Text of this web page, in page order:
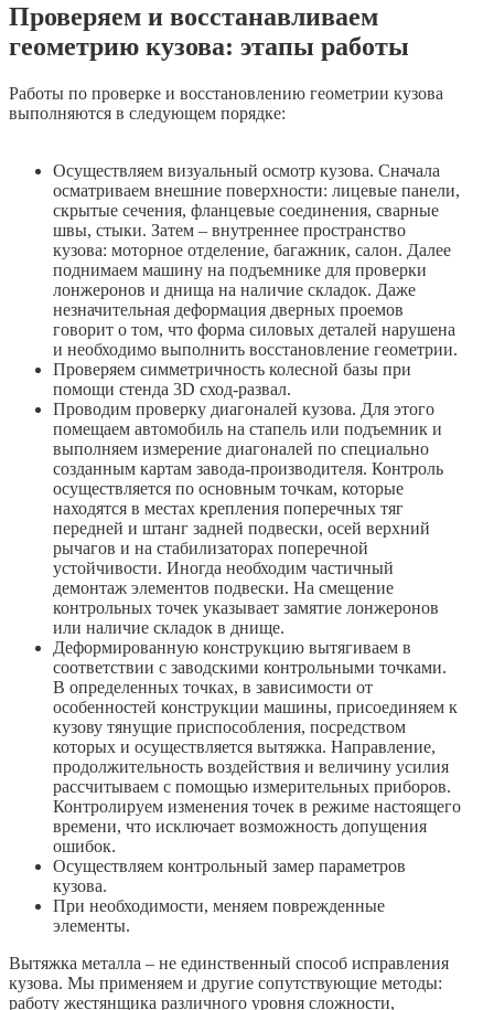
Проверяем и восстанавливаем
геометрию кузова: этапы работы
Работы по проверке и восстановлению геометрии кузова
выполняются в следующем порядке:
Осуществляем визуальный осмотр кузова. Сначала
осматриваем внешние поверхности: лицевые панели,
скрытые сечения, фланцевые соединения, сварные
швы, стыки. Затем – внутреннее пространство
кузова: моторное отделение, багажник, салон. Далее
поднимаем машину на подъемнике для проверки
лонжеронов и днища на наличие складок. Даже
незначительная деформация дверных проемов
говорит о том, что форма силовых деталей нарушена
и необходимо выполнить восстановление геометрии.
Проверяем симметричность колесной базы при
помощи стенда 3D сход-развал.
Проводим проверку диагоналей кузова. Для этого
помещаем автомобиль на стапель или подъемник и
выполняем измерение диагоналей по специально
созданным картам завода-производителя. Контроль
осуществляется по основным точкам, которые
находятся в местах крепления поперечных тяг
передней и штанг задней подвески, осей верхний
рычагов и на стабилизаторах поперечной
устойчивости. Иногда необходим частичный
демонтаж элементов подвески. На смещение
контрольных точек указывает замятие лонжеронов
или наличие складок в днище.
Деформированную конструкцию вытягиваем в
соответствии с заводскими контрольными точками.
В определенных точках, в зависимости от
особенностей конструкции машины, присоединяем к
кузову тянущие приспособления, посредством
которых и осуществляется вытяжка. Направление,
продолжительность воздействия и величину усилия
рассчитываем с помощью измерительных приборов.
Контролируем изменения точек в режиме настоящего
времени, что исключает возможность допущения
ошибок.
Осуществляем контрольный замер параметров
кузова.
При необходимости, меняем поврежденные
элементы.
Вытяжка металла – не единственный способ исправления
кузова. Мы применяем и другие сопутствующие методы:
работу жестянщика различного уровня сложности,